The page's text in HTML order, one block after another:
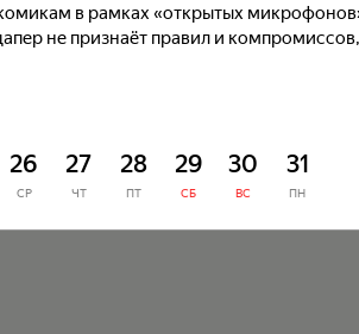
в рамках «открытых
не признаёт правил и
26
СР
27
ЧТ
28
ПТ
29
СБ
30
ВС
31
ПН